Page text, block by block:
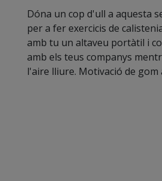
Dóna un cop d'ull a aquesta
per a fer exercicis de
amb tu un altaveu portàtil i
amb els teus companys
l'aire lliure. Motivació de gom